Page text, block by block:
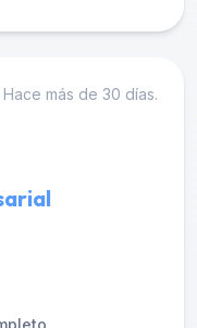
Hace más de 30 días.